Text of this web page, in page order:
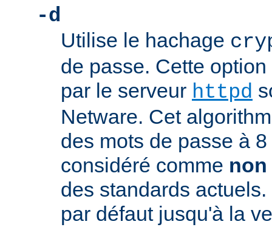
-d
Utilise le hachage
de passe. Cette
par le serveur httpd
Netware. Cet
des mots de passe à
considéré comme
des standards
par défaut jusqu'à la